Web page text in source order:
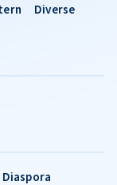
Diverse
Diaspora